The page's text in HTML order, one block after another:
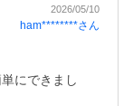
2026/05/10
ham********さん
にできまし